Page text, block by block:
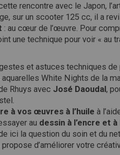
rencontre avec le Japon,
sur un scooter 125 cc, il a
: au cœur de l’œuvre. Pour
une technique pour voir «
et astuces techniques
White Nights de la
Rhuys avec José Daoudal,
à vos œuvres à l’huile à
au dessin à l’encre et à
ici la question du soin et du
propose d’améliorer votre